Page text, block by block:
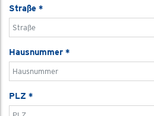
Straße *
Hausnummer *
PLZ *